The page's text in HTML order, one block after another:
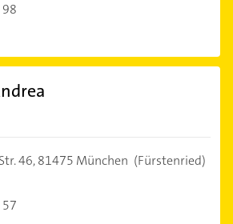
46,81475 München (Fürstenried)